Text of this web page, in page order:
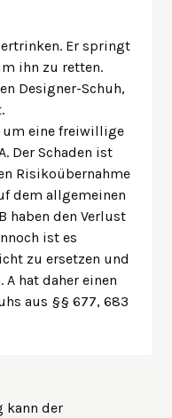
Er springt
ihn zu retten.
Designer-Schuh,
um eine freiwillige
Der Schaden ist
Risikoübernahme
dem allgemeinen
haben den Verlust
ist es
zu ersetzen und
A hat daher einen
aus §§ 677, 683
kann der